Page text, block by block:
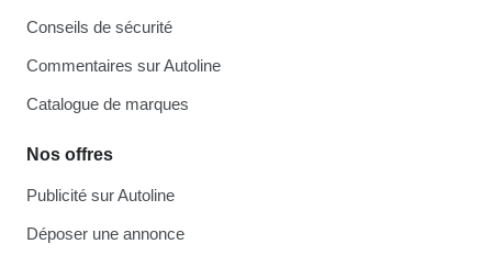
Conseils de sécurité
Commentaires sur Autoline
Catalogue de marques
Nos offres
Publicité sur Autoline
Déposer une annonce